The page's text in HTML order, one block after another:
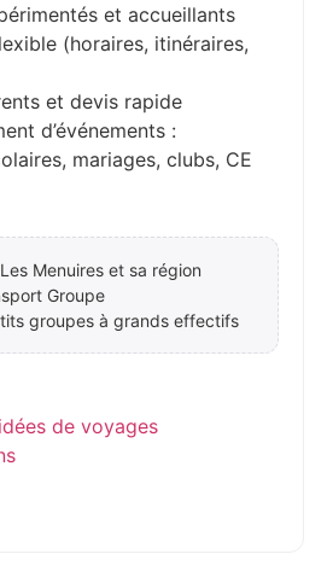
et accueillants
(horaires, itinéraires,
et devis rapide
d’événements :
mariages, clubs, CE
Les Menuires et sa région
Groupe
groupes à grands effectifs
de voyages